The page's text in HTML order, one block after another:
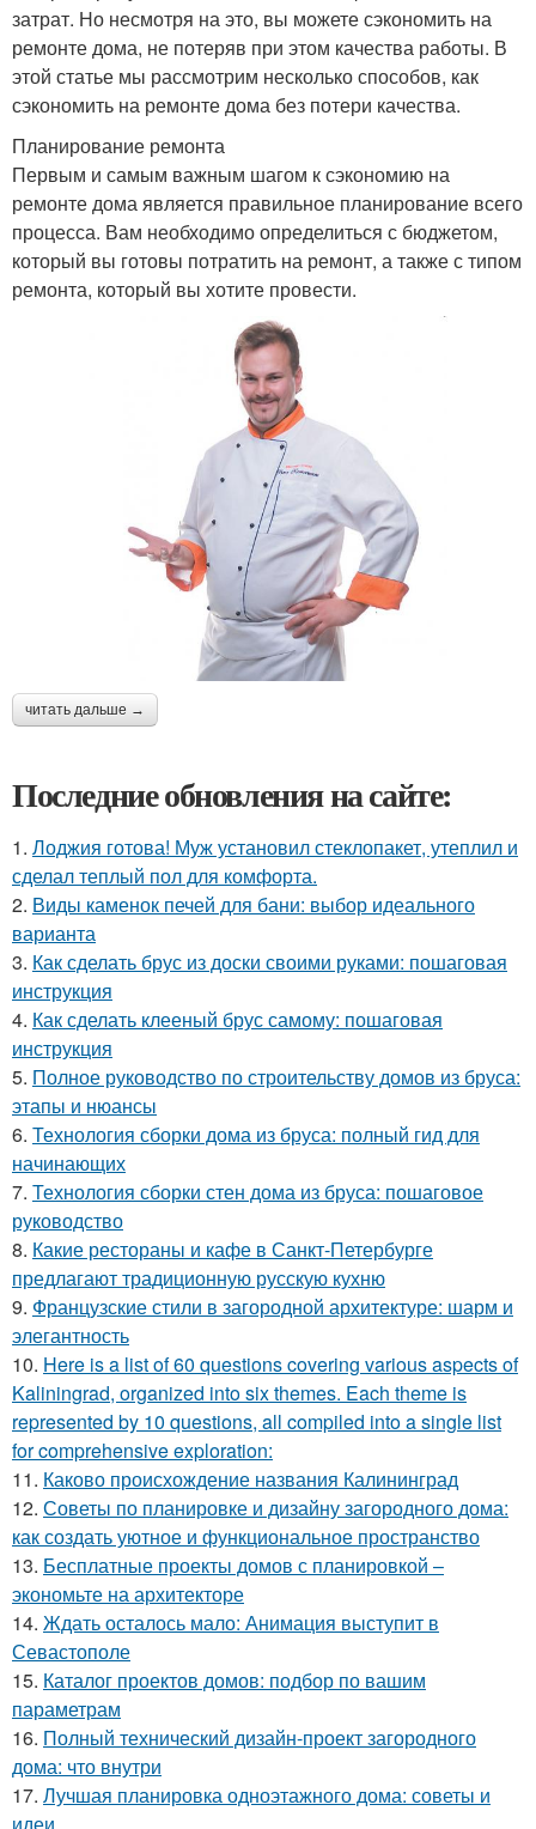
затрат. Но несмотря на это, вы можете сэкономить на
ремонте дома, не потеряв при этом качества работы. В
этой статье мы рассмотрим несколько способов, как
сэкономить на ремонте дома без потери качества.
Планирование ремонта
Первым и самым важным шагом к сэкономию на
ремонте дома является правильное планирование всего
процесса. Вам необходимо определиться с бюджетом,
который вы готовы потратить на ремонт, а также с типом
ремонта, который вы хотите провести.
читать дальше →
Последние обновления на сайте:
1. Лоджия готова! Муж установил стеклопакет, утеплил и
сделал теплый пол для комфорта.
2. Виды каменок печей для бани: выбор идеального
варианта
3. Как сделать брус из доски своими руками: пошаговая
инструкция
4. Как сделать клееный брус самому: пошаговая
инструкция
5. Полное руководство по строительству домов из бруса:
этапы и нюансы
6. Технология сборки дома из бруса: полный гид для
начинающих
7. Технология сборки стен дома из бруса: пошаговое
руководство
8. Какие рестораны и кафе в Санкт-Петербурге
предлагают традиционную русскую кухню
9. Французские стили в загородной архитектуре: шарм и
элегантность
10. Here is a list of 60 questions covering various aspects of
Kaliningrad, organized into six themes. Each theme is
represented by 10 questions, all compiled into a single list
for comprehensive exploration:
11. Каково происхождение названия Калининград
12. Советы по планировке и дизайну загородного дома:
как создать уютное и функциональное пространство
13. Бесплатные проекты домов с планировкой –
экономьте на архитекторе
14. Ждать осталось мало: Анимация выступит в
Севастополе
15. Каталог проектов домов: подбор по вашим
параметрам
16. Полный технический дизайн-проект загородного
дома: что внутри
17. Лучшая планировка одноэтажного дома: советы и
идеи